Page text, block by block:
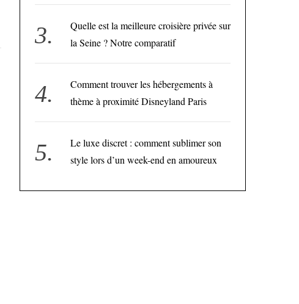
Quelle est la meilleure croisière privée sur
la Seine ? Notre comparatif
Comment trouver les hébergements à
thème à proximité Disneyland Paris
Le luxe discret : comment sublimer son
style lors d’un week-end en amoureux